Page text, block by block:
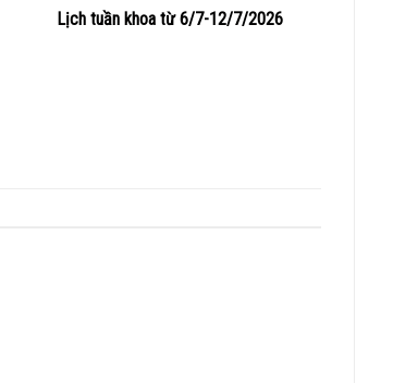
Lịch tuần khoa từ 6/7-12/7/2026